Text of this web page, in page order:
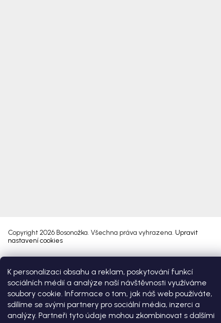
K personalizaci obsahu a reklam, poskytování funkcí
sociálních médií a analýze naší návštěvnosti využíváme
soubory cookie. Informace o tom, jak náš web používáte,
sdílíme se svými partnery pro sociální média, inzerci a
analýzy. Partneři tyto údaje mohou zkombinovat s dalšími
Copyright 2026 Bosonožka. Všechna práva vyhrazena. Upravit
nastavení cookies